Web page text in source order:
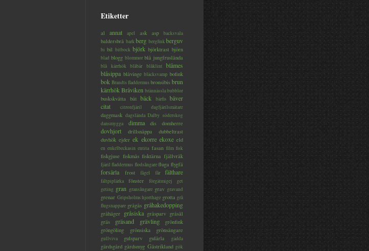
Etiketter
al annat apel ask asp backsvala
baldersbrå barkberg bergfinkberguv
bi bil bitbock björk björktrast björn
blad blogg blommor blå jungfruslända
blå kärrhök blåbär blåklint
blåmes
blåsippa blåvinge bläcksvamp bofink
bok Brandts fladdermus bronsibis brun
kärrhökBråviken brännässlabubblor
buskskvätta båt bäck bärfis bäver
citat
citronfjäril dagfjärilsmätare
daggmask dagslända Dalby söderskog
dansmygga
dimma dis domherre
dovhjort drillsnäppa
dubbeltrast
duvhök ejder ek ekorre ekoxe eld
en enkelbeckasin entita fasan film fisk
fiskgjuse fiskmås fisktärna fjällvråk
fjäril fladdermus flodsångarefluga flygfä
forsärla frost fågel får fälthare
fältpiplärka fönster förgätmigej
get
geting gran gransångare grav gravand
grenar Gripsholms hjorthage grotta grå
flugsnappare grågås gråhakedopping
gråhäger gråsiska gråsparv gråsäl
gräs
gräsand grävling
grönfink
gröngöling
grönsiska grönsångare
gullviva gulsparv gulärla gädda
gärdsgård gärdsmyg Gästrikland gök